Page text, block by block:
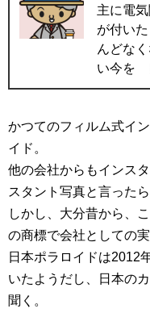
主に電
が付い
んどな
い今を
かつてのフィルム式イ
イド。
他の会社からもインス
スタント写真と言ったら
しかし、大分昔から、
の商標で会社としての
日本ポラロイドは2012
いたようだし、日本の
聞く。